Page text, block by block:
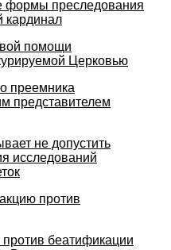
формы преследования
кардинал
помощи
Церковью
преемника
представителем
не допустить
исследований
против
беатификации